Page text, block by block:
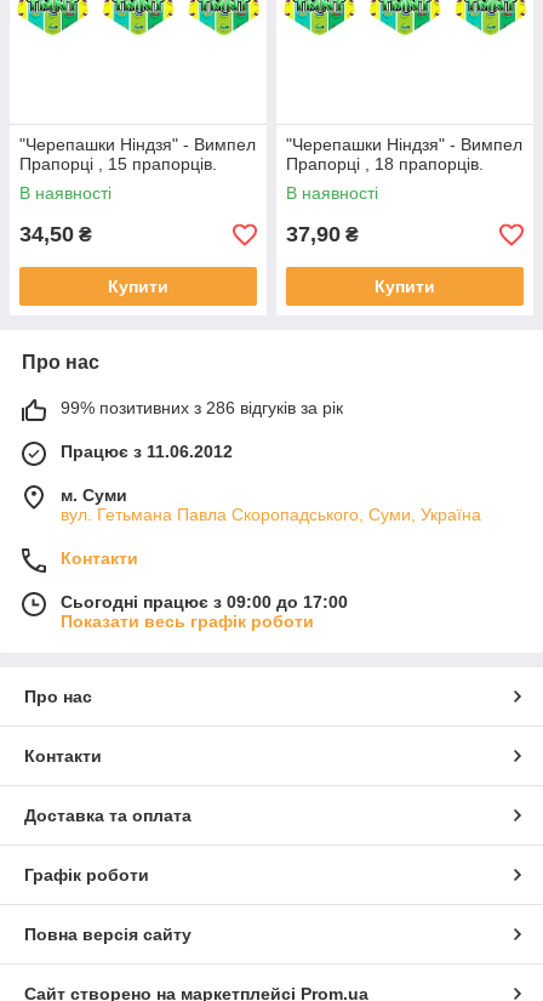
"Черепашки Ніндзя" - Вимпел
Прапорці , 15 прапорців.
В наявності
34,50 ₴
Купити
"Черепашки Ніндзя" - Вимпел
Прапорці , 18 прапорців.
В наявності
37,90 ₴
Купити
Про нас
99% позитивних з 286 відгуків за рік
Працює з 11.06.2012
м. Суми
вул. Гетьмана Павла Скоропадського, Суми, Україна
Контакти
Сьогодні працює з 09:00 до 17:00
Показати весь графік роботи
Про нас
Контакти
Доставка та оплата
Графік роботи
Повна версія сайту
Сайт створено на маркетплейсі Prom.ua